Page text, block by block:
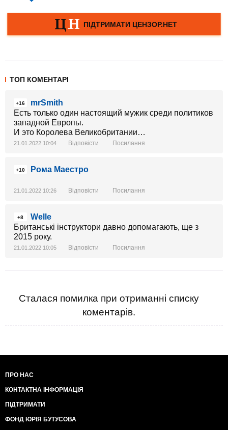
ТОП КОМЕНТАРІ
+16
mrSmith
Есть только один настоящий мужик среди политиков
западной Европы.
И это Королева Великобритании…
21.01.2022 10:04 Відповісти Посилання
+10 Рома Маестро
21.01.2022 10:26 Відповісти Посилання
+8
Welle
Британські інструктори давно допомагають, ще з
2015 року.
21.01.2022 10:05 Відповісти Посилання
Сталася помилка при отриманні списку
коментарів.
ПРО НАС
КОНТАКТНА ІНФОРМАЦІЯ
ПІДТРИМАТИ
ФОНД ЮРІЯ БУТУСОВА